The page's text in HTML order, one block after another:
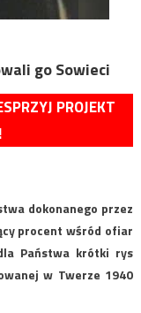
go Sowieci
PROJEKT
dokonanego przez
procent wśród ofiar
Państwa krótki rys
w Twerze 1940